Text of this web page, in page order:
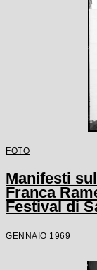
FOTO
Manifesti
Franca
Festival di
GENNAIO 1969